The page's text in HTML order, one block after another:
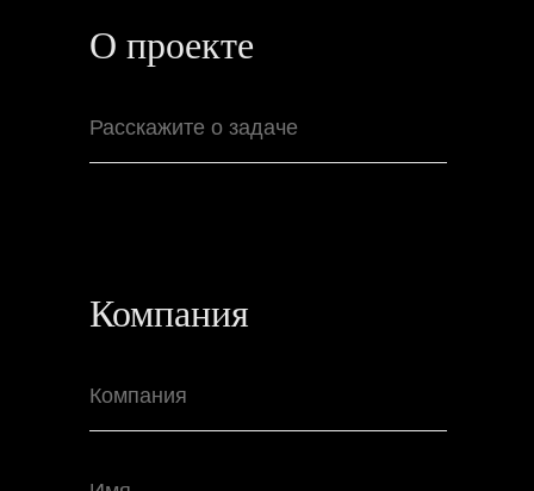
О проекте
Расскажите о задаче
Компания
Компания
© CRT 2004–2026